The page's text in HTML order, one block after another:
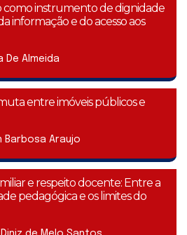
como instrumento de dignidade
informação e do acesso aos
De Almeida
entre imóveis públicos e
Barbosa Araujo
e respeito docente: Entre a
pedagógica e os limites do